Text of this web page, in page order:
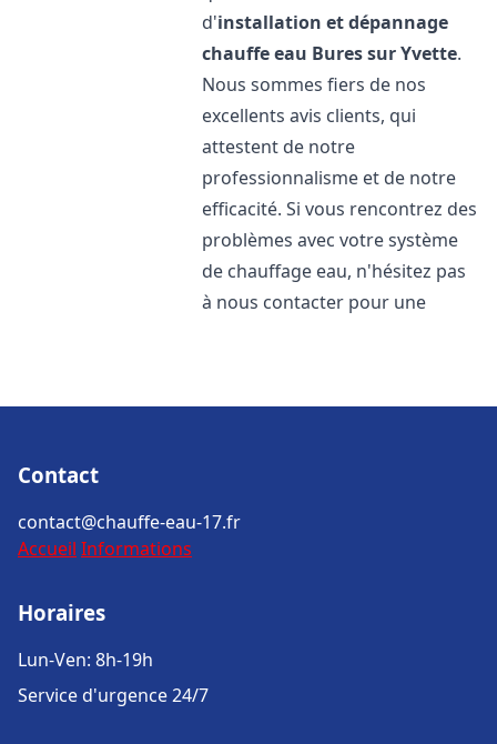
d'installation et dépannage
chauffe eau Bures sur Yvette.
Nous sommes fiers de nos
excellents avis clients, qui
attestent de notre
professionnalisme et de notre
efficacité. Si vous rencontrez des
problèmes avec votre système
de chauffage eau, n'hésitez pas
à nous contacter pour une
Contact
contact@chauffe-eau-17.fr
Accueil Informations
Horaires
Lun-Ven: 8h-19h
Service d'urgence 24/7